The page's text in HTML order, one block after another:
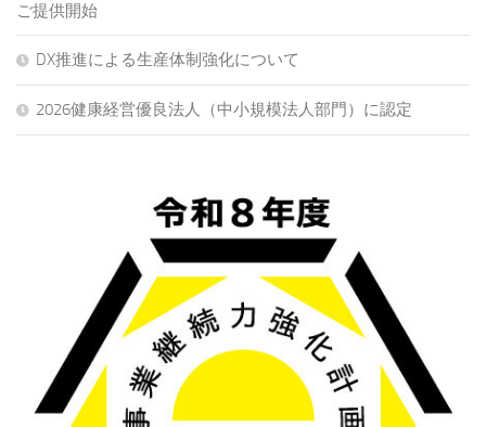
ご提供開始
DX推進による生産体制強化について
2026健康経営優良法人（中小規模法人部門）に認定